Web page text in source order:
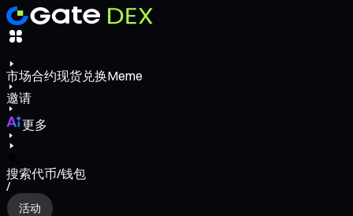
市场合约现货兑换Meme
邀请
更多
搜索代币/钱包
/
活动